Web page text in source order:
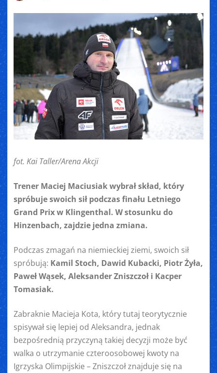
fot. Kai Taller/Arena Akcji
Trener Maciej Maciusiak wybrał skład, który
spróbuje swoich sił podczas finału Letniego
Grand Prix w Klingenthal. W stosunku do
Hinzenbach, zajdzie jedna zmiana.
Podczas zmagań na niemieckiej ziemi, swoich sił
spróbują: Kamil Stoch, Dawid Kubacki, Piotr Żyła,
Paweł Wąsek, Aleksander Zniszczoł i Kacper
Tomasiak.
Zabraknie Macieja Kota, który tutaj teorytycznie
spisywał się lepiej od Aleksandra, jednak
bezpośrednią przyczyną takiej decyzji może być
walka o utrzymanie czteroosobowej kwoty na
Igrzyska Olimpijskie – Zniszczoł znajduje się na